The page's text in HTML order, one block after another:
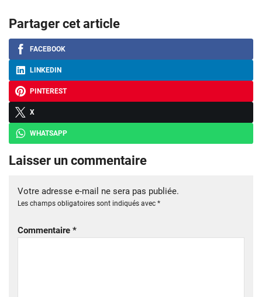
Partager cet article
FACEBOOK
LINKEDIN
PINTEREST
X
WHATSAPP
Laisser un commentaire
Votre adresse e-mail ne sera pas publiée.
Les champs obligatoires sont indiqués avec *
Commentaire *